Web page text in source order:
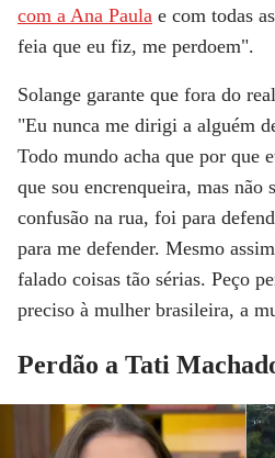
com a Ana Paula e com todas
feia que eu fiz, me perdoem".
Solange garante que fora do
"Eu nunca me dirigi a alguém
Todo mundo acha que por que
que sou encrenqueira, mas não
confusão na rua, foi para
para me defender. Mesmo
falado coisas tão sérias. Peço
preciso à mulher brasileira, a
Perdão a Tati